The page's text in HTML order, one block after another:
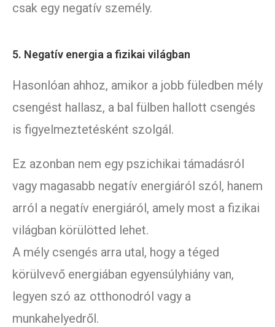
csak egy negatív személy.
5. Negatív energia a fizikai világban
Hasonlóan ahhoz, amikor a jobb füledben mély
csengést hallasz, a bal fülben hallott csengés
is figyelmeztetésként szolgál.
Ez azonban nem egy pszichikai támadásról
vagy magasabb negatív energiáról szól, hanem
arról a negatív energiáról, amely most a fizikai
világban körülötted lehet.
A mély csengés arra utal, hogy a téged
körülvevő energiában egyensúlyhiány van,
legyen szó az otthonodról vagy a
munkahelyedről.